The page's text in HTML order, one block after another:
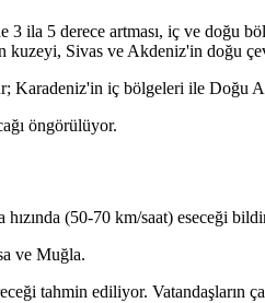
3 ila 5 derece artması, iç ve doğu
Sivas ve Akdeniz'in doğu
Karadeniz'in iç bölgeleri ile Doğu
öngörülüyor.
(50-70 km/saat) eseceği
ve Muğla.
tahmin ediliyor.